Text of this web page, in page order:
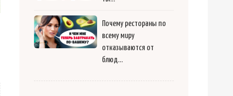
Почему рестораны по
всему миру
отказываются от
блюд…